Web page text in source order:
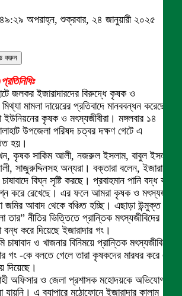
অপরাহ্ন, শুক্রবার, ২৪ জানুয়ারী ২০২৫
করুন
জলকর ইজারাদারদের বিরুদ্ধে কৃষক ও
মামলা দায়েরের প্রতিবাদে মানববন্ধন করেছেন
ইউনিয়নের কৃষক ও মৎস্যজীবীরা। মঙ্গলবার ১৪
উপজেলা পরিষদ চত্বর দক্ষণ গেটে এ
হয়।
কৃষক সাকিম আলী, নজরুল ইসলাম, বাবুল ইসলাম,
অন্যরা। বক্তারা বলেন, ইজারাদার
বিঘ্ন সৃষ্টি করছে। প্রবাহমান পানি বদ্ধ করে
করে রেখেছে। এর ফলে আমরা কৃষক ও মৎস্যজীবী
জমির আবাদ থেকে বঞ্চিত হচ্ছি। এছাড়া উন্মুক্ত
নীতির ভিত্তিতে প্রান্তিক মৎস্যজীবিদের
বন্ধ করে দিয়েছে ইজারাদার গং।
ও খাজনার বিনিময়ে প্রান্তিক মৎস্যজীবিদের
গং -কে বলতে গেলে তারা কৃষকদের মারধর করে এবং
দিয়েছে।
অফিসার ও জেলা প্রশাসক মহোদয়কে অভিযোগ
যায়নি। এ ব্যাপারে মুঠোফোনে ইজারাদার কালাম